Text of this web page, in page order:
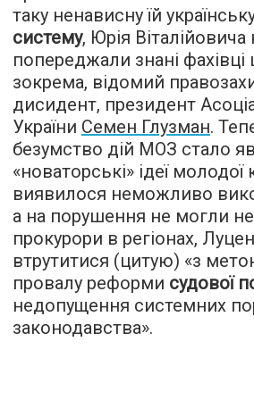
таку ненависну їй
систему, Юрія
попереджали знані фахівці
зокрема, відомий
дисидент, президент
України Семен Глузман.
безумство дій МОЗ стало
«новаторські» ідеї
виявилося неможливо
а на порушення не могли не
прокурори в регіонах,
втрутитися (цитую) «з
провалу реформи судової
недопущення системних
законодавства».